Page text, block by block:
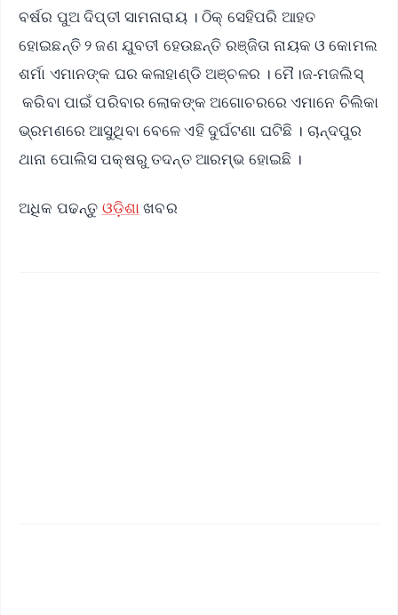
ବର୍ଷର ପୁଅ ଦିପ୍ତୀ ସାମନାରାୟ । ଠିକ୍ ସେହିପରି ଆହତ
ହୋଇଛନ୍ତି ୨ ଜଣ ଯୁବତୀ ହେଉଛନ୍ତି ରଞ୍ଜିତା ନାୟକ ଓ କୋମଲ
ଶର୍ମା ଏମାନଙ୍କ ଘର କଳାହାଣ୍ଡି ଅଞ୍ଚଳର । ମୈ।ଜ-ମଜଲିସ୍
କରିବା ପାଇଁ ପରିବାର ଲୋକଙ୍କ ଅଗୋଚରରେ ଏମାନେ ଚିଲିକା
ଭ୍ରମଣରେ ଆସୁଥିବା ବେଳେ ଏହି ଦୁର୍ଘଟଣା ଘଟିଛି । ଚାନ୍ଦପୁର
ଥାନା ପୋଲିସ ପକ୍ଷରୁ ତଦନ୍ତ ଆରମ୍ଭ ହୋଇଛି ।
ଅଧିକ ପଢନ୍ତୁ ଓଡ଼ିଶା ଖବର